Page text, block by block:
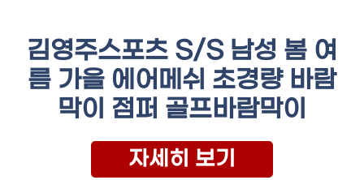
김영주스포츠 S/S 남성 봄 여
름 가을 에어메쉬 초경량 바람
막이 점퍼 골프바람막이
자세히 보기